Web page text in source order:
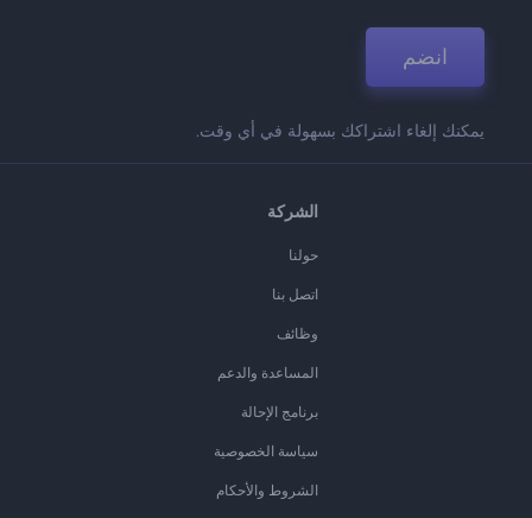
انضم
يمكنك إلغاء اشتراكك بسهولة في أي وقت.
الشركة
حولنا
اتصل بنا
وظائف
المساعدة والدعم
برنامج الإحالة
سياسة الخصوصية
الشروط والأحكام